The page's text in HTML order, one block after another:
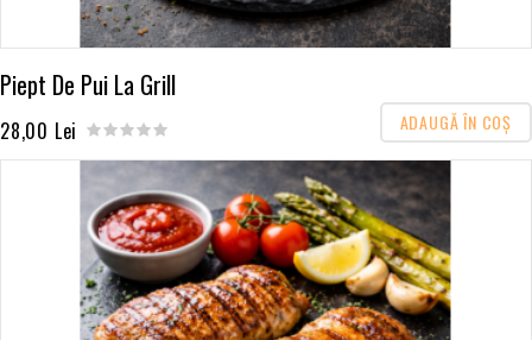
Piept De Pui La Grill
28,00 Lei ADAUGĂ ÎN COŞ